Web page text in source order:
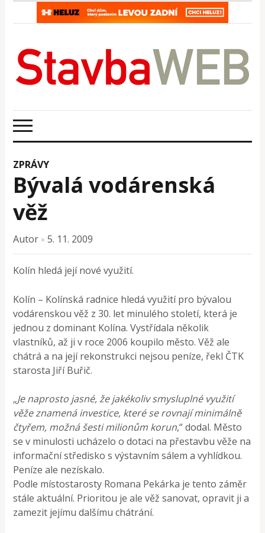
ZPRÁVY
Bývalá vodárenská
věž
Autor × 5. 11. 2009
Kolín hledá její nové využití.
Kolín – Kolínská radnice hledá využití pro bývalou
vodárenskou věž z 30. let minulého století, která je
jednou z dominant Kolína. Vystřídala několik
vlastníků, až ji v roce 2006 koupilo město. Věž ale
chátrá a na její rekonstrukci nejsou peníze, řekl ČTK
starosta Jiří Buřič.
„Je naprosto jasné, že jakékoliv smysluplné využití
věže znamená investice, které se rovnají minimálně
čtyřem, možná šesti milionům korun,“ dodal. Město
se v minulosti ucházelo o dotaci na přestavbu věže na
informační středisko s výstavním sálem a vyhlídkou.
Peníze ale nezískalo.
Podle místostarosty Romana Pekárka je tento záměr
stále aktuální. Prioritou je ale věž sanovat, opravit ji a
zamezit jejímu dalšímu chátrání.